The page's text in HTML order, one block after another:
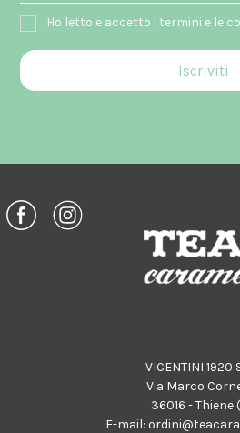
Ho letto e accetto i termini e le
VICENTINI 1920
Via Marco
36016 - Thiene
E-mail: